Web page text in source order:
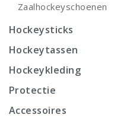
Zaalhockeyschoenen
Hockeysticks
Hockeytassen
Hockeykleding
Protectie
Accessoires